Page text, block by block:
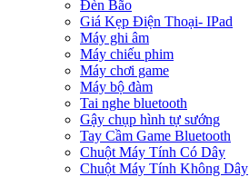
Đèn Bão
Giá Kẹp Điện Thoại- IPad
Máy ghi âm
Máy chiếu phim
Máy chơi game
Máy bộ đàm
Tai nghe bluetooth
Gậy chụp hình tự sướng
Tay Cầm Game Bluetooth
Chuột Máy Tính Có Dây
Chuột Máy Tính Không Dây